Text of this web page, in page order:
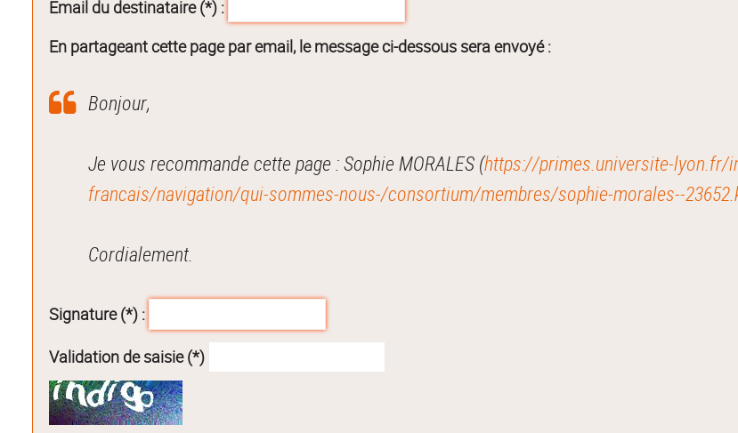
Email du destinataire (*) :
En partageant cette page par email, le message ci-dessous sera envoyé :
Bonjour,
Je vous recommande cette page : Sophie MORALES (https://primes.universite-lyon.fr/
francais/navigation/qui-sommes-nous-/consortium/membres/sophie-morales--
Cordialement.
Signature (*) :
Validation de saisie (*)